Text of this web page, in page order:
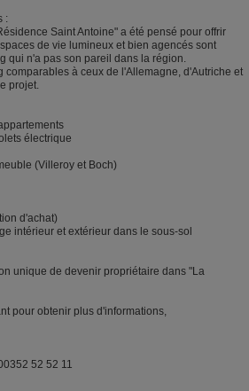
:
Saint Antoine" a été pensé pour offrir
de vie lumineux et bien agencés sont
qui n'a pas son pareil dans la région.
comparables à ceux de l'Allemagne, d'Autriche et
projet.
électrique
(Villeroy et Boch)
d'achat)
intérieur et extérieur dans le sous-sol
unique de devenir propriétaire dans "La
pour obtenir plus d'informations,
52 52 11